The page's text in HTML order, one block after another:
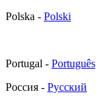
Polska - Polski
Portugal - Português
Россия - Русский